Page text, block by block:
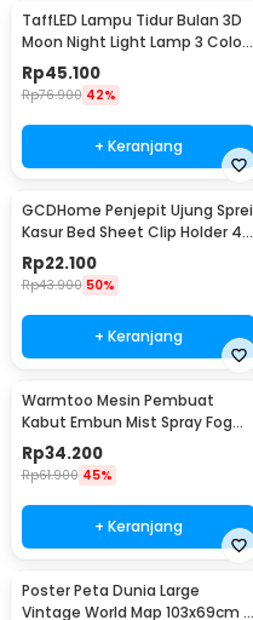
TaffLED Lampu Tidur Bulan 3D
Moon Night Light Lamp 3 Color
8cm 1W 5V - LD002701
Rp45.100
Rp76.900 42%
+ Keranjang
GCDHome Penjepit Ujung Sprei
Kasur Bed Sheet Clip Holder 4
PCS - FS-1809
Rp22.100
Rp43.900 50%
+ Keranjang
Warmtoo Mesin Pembuat
Kabut Embun Mist Spray Fog
Maker 12 LED 24V - WT01
Rp34.200
Rp61.900 45%
+ Keranjang
Poster Peta Dunia Large
Vintage World Map 103x69cm -